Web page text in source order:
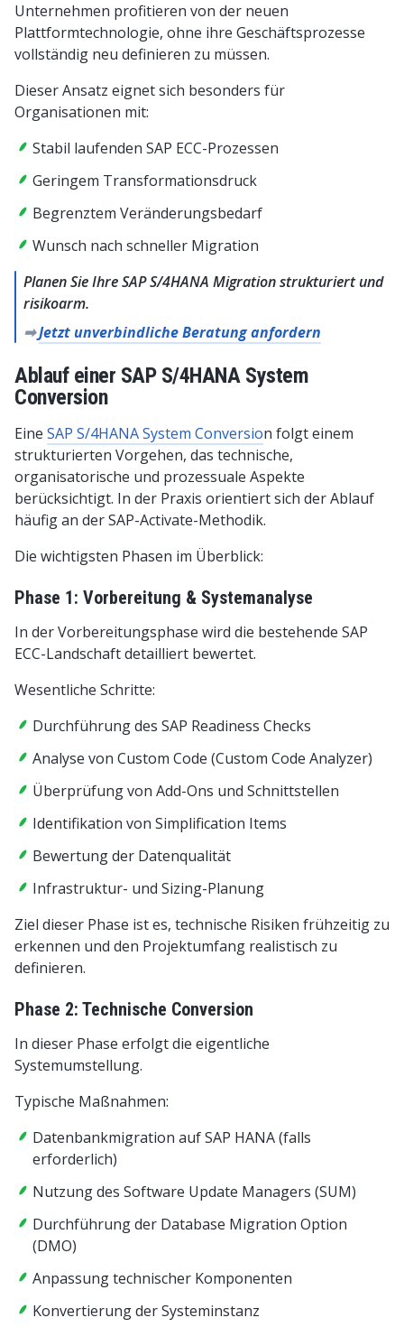
Unternehmen profitieren von der neuen
Plattformtechnologie, ohne ihre Geschäftsprozesse
vollständig neu definieren zu müssen.
Dieser Ansatz eignet sich besonders für
Organisationen mit:
Stabil laufenden SAP ECC-Prozessen
Geringem Transformationsdruck
Begrenztem Veränderungsbedarf
Wunsch nach schneller Migration
Planen Sie Ihre SAP S/4HANA Migration strukturiert und
risikoarm.
➡Jetzt unverbindliche Beratung anfordern
Ablauf einer SAP S/4HANA System
Conversion
Eine SAP S/4HANA System Conversion folgt einem
strukturierten Vorgehen, das technische,
organisatorische und prozessuale Aspekte
berücksichtigt. In der Praxis orientiert sich der Ablauf
häufig an der SAP-Activate-Methodik.
Die wichtigsten Phasen im Überblick:
Phase 1: Vorbereitung & Systemanalyse
In der Vorbereitungsphase wird die bestehende SAP
ECC-Landschaft detailliert bewertet.
Wesentliche Schritte:
Durchführung des SAP Readiness Checks
Analyse von Custom Code (Custom Code Analyzer)
Überprüfung von Add-Ons und Schnittstellen
Identifikation von Simplification Items
Bewertung der Datenqualität
Infrastruktur- und Sizing-Planung
Ziel dieser Phase ist es, technische Risiken frühzeitig zu
erkennen und den Projektumfang realistisch zu
definieren.
Phase 2: Technische Conversion
In dieser Phase erfolgt die eigentliche
Systemumstellung.
Typische Maßnahmen:
Datenbankmigration auf SAP HANA (falls
erforderlich)
Nutzung des Software Update Managers (SUM)
Durchführung der Database Migration Option
(DMO)
Anpassung technischer Komponenten
Konvertierung der Systeminstanz